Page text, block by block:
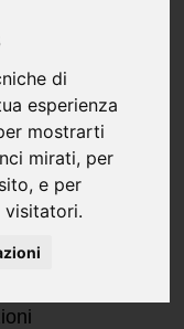
di
esperienza
mostrarti
mirati, per
e per
visitatori.